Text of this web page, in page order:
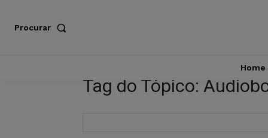
Procurar
Home
Tag do Tópico: